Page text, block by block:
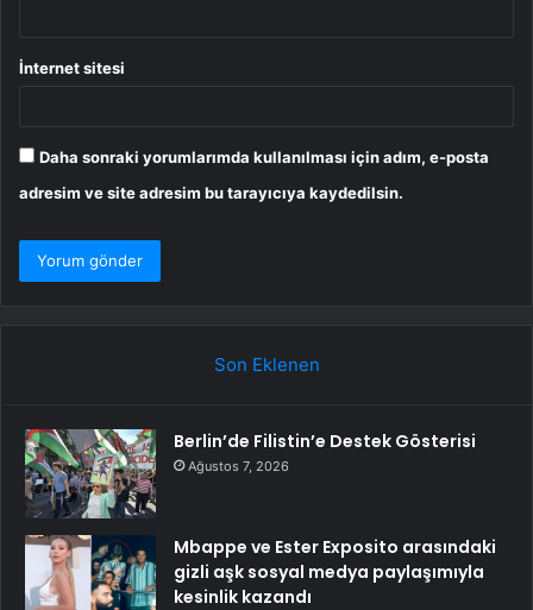
İnternet sitesi
Daha sonraki yorumlarımda kullanılması için adım, e-posta
adresim ve site adresim bu tarayıcıya kaydedilsin.
Son Eklenen
Berlin’de Filistin’e Destek Gösterisi
Ağustos 7, 2026
Mbappe ve Ester Exposito arasındaki
gizli aşk sosyal medya paylaşımıyla
kesinlik kazandı